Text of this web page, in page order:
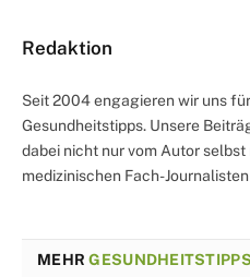
Redaktion
Seit 2004 engagieren wir uns
Gesundheitstipps. Unsere
dabei nicht nur vom Autor
medizinischen Fach-
MEHRGESUNDHEITSTIPPS